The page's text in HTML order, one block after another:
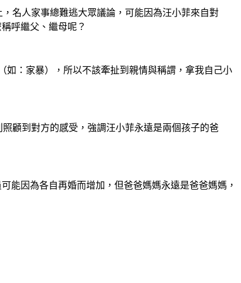
，名人家事總難逃大眾議論，可能因為汪小菲來自對
呼繼父、繼母呢？
如：家暴），所以不該牽扯到親情與稱謂，拿我自己小
顧到對方的感受，強調汪小菲永遠是兩個孩子的爸
能因為各自再婚而增加，但爸爸媽媽永遠是爸爸媽媽，